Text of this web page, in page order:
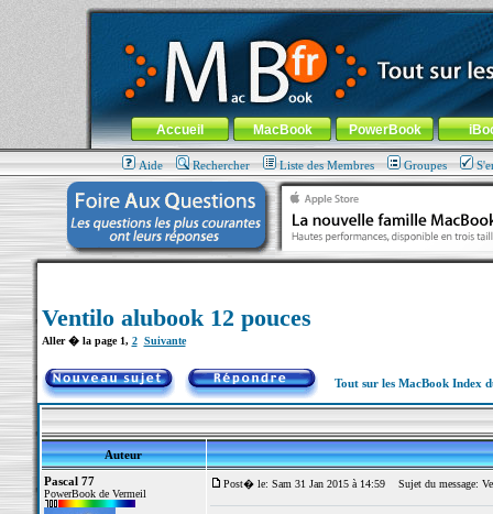
MacBook-fr.com : 100% Apple... 100% nomade !
Aller au contenu-Aller au menu général-Aller au menu de
Menu général
Accueil MacBook PowerBook
Aide Rechercher Liste des Membres Groupes
Ventilo alubook 12 pouces
Aller � la page 1, 2 Suivante
Tout sur les MacBook Index
Auteur
Pascal 77
PowerBook de Vermeil
Post� le: Sam 31 Jan 2015 à 14:59 Sujet du message: